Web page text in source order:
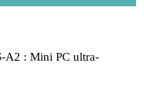
A2 : Mini PC ultra-